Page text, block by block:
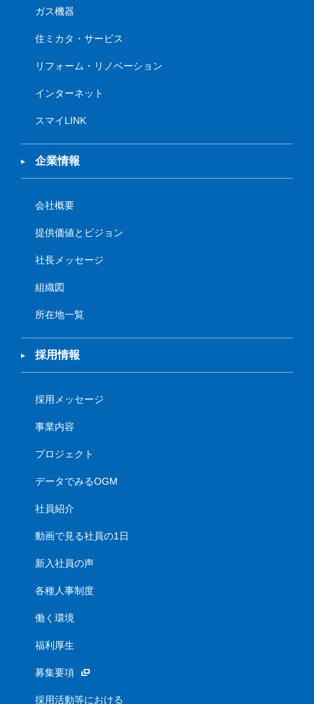
ガス機器
住ミカタ・サービス
リフォーム・リノベーション
インターネット
スマイLINK
企業情報
会社概要
提供価値とビジョン
社長メッセージ
組織図
所在地一覧
採用情報
採用メッセージ
事業内容
プロジェクト
データでみるOGM
社員紹介
動画で見る社員の1日
新入社員の声
各種人事制度
働く環境
福利厚生
募集要項
採用活動等における